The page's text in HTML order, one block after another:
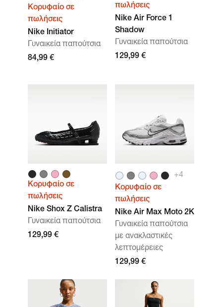
Κορυφαίο σε
πωλήσεις
Nike Initiator
Γυναικεία παπούτσια
84,99 €
πωλήσεις
Nike Air Force 1
Shadow
Γυναικεία παπούτσια
129,99 €
Κορυφαίο σε
πωλήσεις
Nike Shox Z Calistra
Γυναικεία παπούτσια
129,99 €
+4
Κορυφαίο σε
πωλήσεις
Nike Air Max Moto 2K
Γυναικεία παπούτσια
με ανακλαστικές
λεπτομέρειες
129,99 €